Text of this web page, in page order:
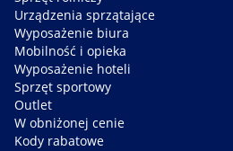
Urządzenia sprzątające
Wyposażenie biura
Mobilność i opieka
Wyposażenie hoteli
Sprzęt sportowy
Outlet
W obniżonej cenie
Kody rabatowe